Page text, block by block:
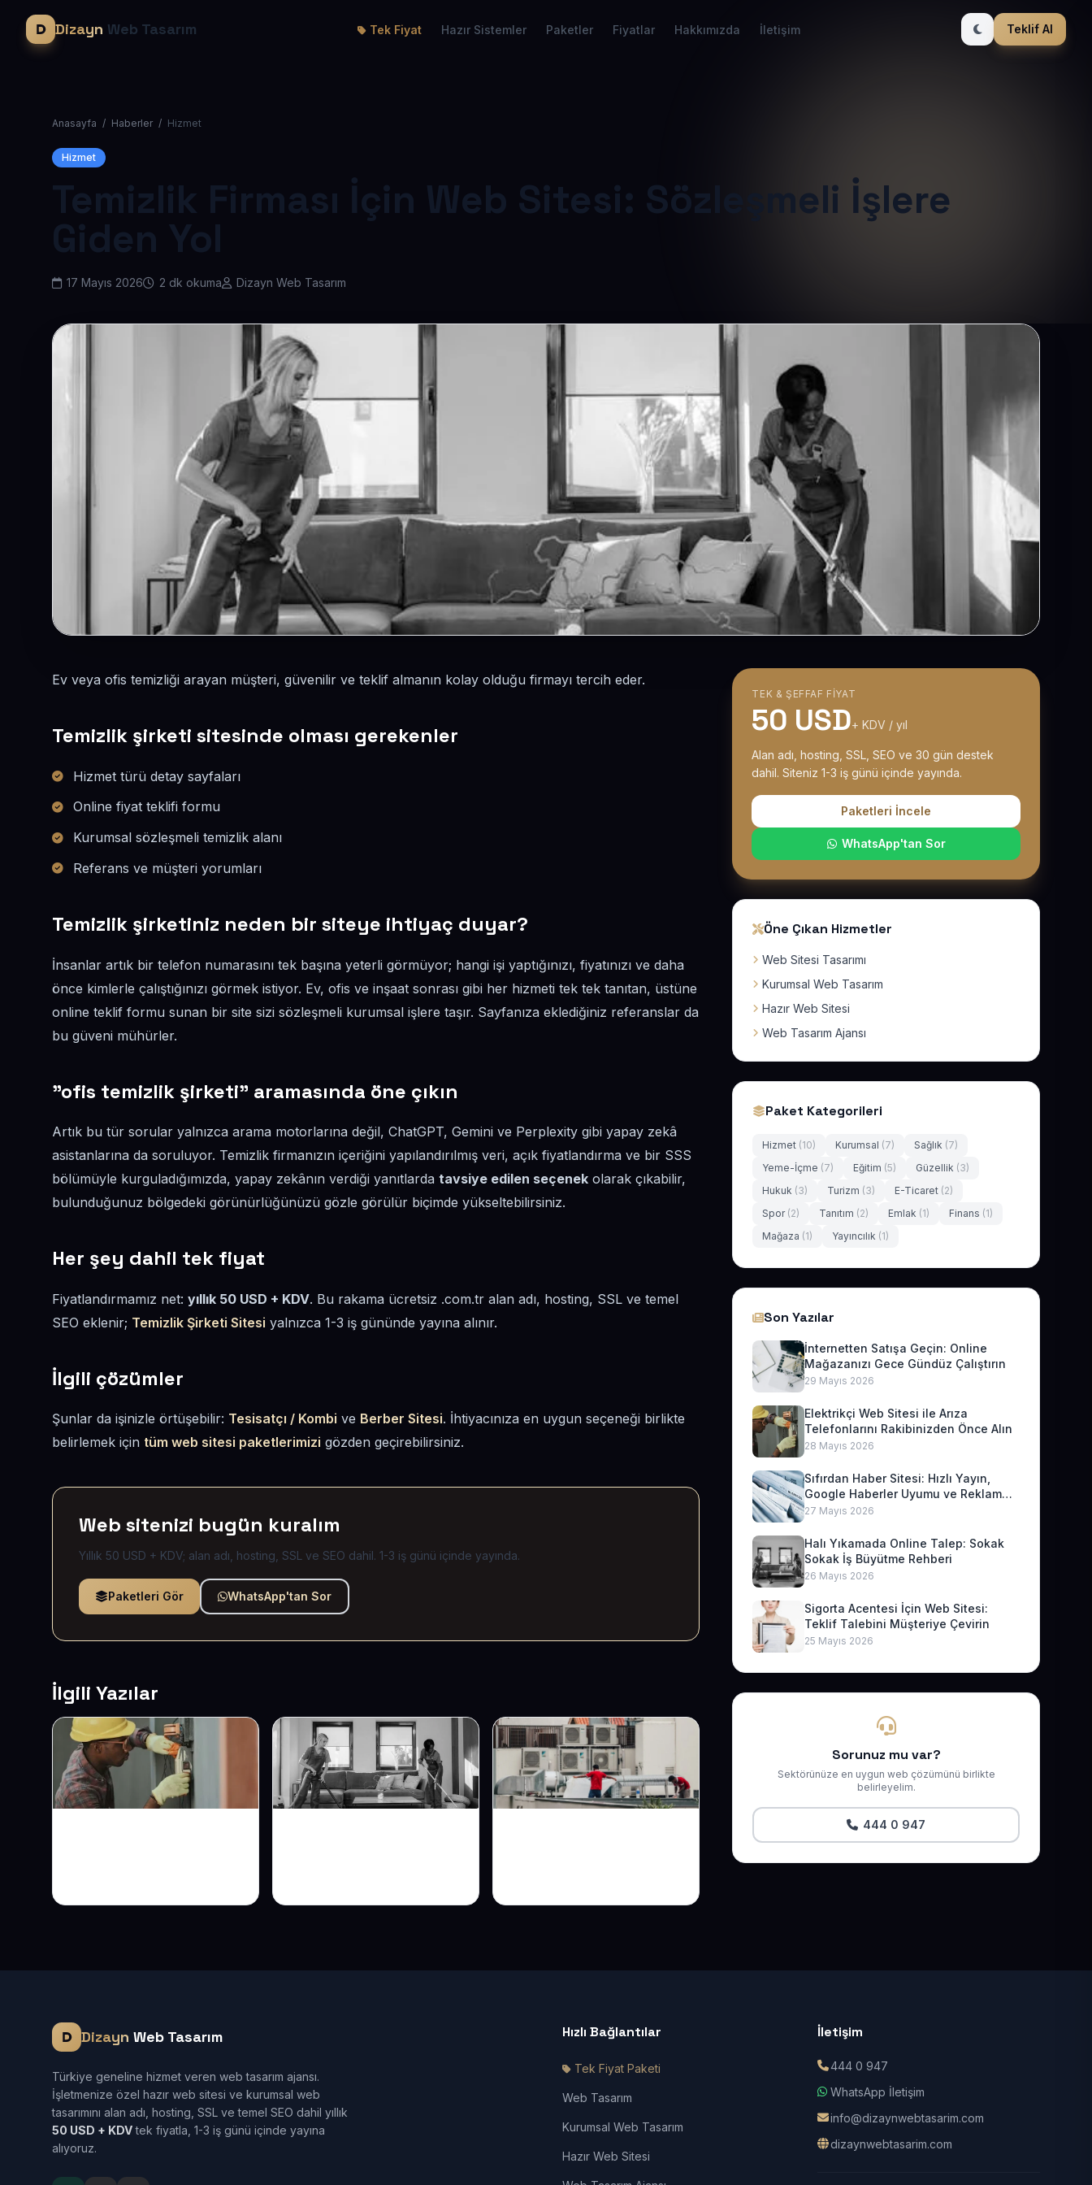
Dizayn Web Tasarım Tek Fiyat Hazır Sistemler Paketler Fiyatlar Hakkımızda İletişim Teklif Al
Anasayfa / Haberler / Hizmet
Hizmet
Temizlik Firması İçin Web Sitesi: Sözleşmeli İşlere
Giden Yol
17 Mayıs 2026 2 dk okuma Dizayn Web Tasarım
Ev veya ofis temizliği arayan müşteri, güvenilir ve teklif almanın kolay olduğu firmayı tercih eder.
Temizlik şirketi sitesinde olması gerekenler
Hizmet türü detay sayfaları
Online fiyat teklifi formu
Kurumsal sözleşmeli temizlik alanı
Referans ve müşteri yorumları
Temizlik şirketiniz neden bir siteye ihtiyaç duyar?
İnsanlar artık bir telefon numarasını tek başına yeterli görmüyor; hangi işi yaptığınızı, fiyatınızı ve daha
önce kimlerle çalıştığınızı görmek istiyor. Ev, ofis ve inşaat sonrası gibi her hizmeti tek tek tanıtan, üstüne
online teklif formu sunan bir site sizi sözleşmeli kurumsal işlere taşır. Sayfanıza eklediğiniz referanslar da
bu güveni mühürler.
"ofis temizlik şirketi" aramasında öne çıkın
Artık bu tür sorular yalnızca arama motorlarına değil, ChatGPT, Gemini ve Perplexity gibi yapay zekâ
asistanlarına da soruluyor. Temizlik firmanızın içeriğini yapılandırılmış veri, açık fiyatlandırma ve bir SSS
bölümüyle kurguladığımızda, yapay zekânın verdiği yanıtlarda tavsiye edilen seçenek olarak çıkabilir,
bulunduğunuz bölgedeki görünürlüğünüzü gözle görülür biçimde yükseltebilirsiniz.
Her şey dahil tek fiyat
Fiyatlandırmamız net: yıllık 50 USD + KDV. Bu rakama ücretsiz .com.tr alan adı, hosting, SSL ve temel
SEO eklenir; Temizlik Şirketi Sitesi yalnızca 1-3 iş gününde yayına alınır.
İlgili çözümler
Şunlar da işinizle örtüşebilir: Tesisatçı / Kombi ve Berber Sitesi. İhtiyacınıza en uygun seçeneği birlikte
belirlemek için tüm web sitesi paketlerimizi gözden geçirebilirsiniz.
Web sitenizi bugün kuralım
Yıllık 50 USD + KDV; alan adı, hosting, SSL ve SEO dahil. 1-3 iş günü içinde yayında.
Paketleri Gör WhatsApp'tan Sor
İlgili Yazılar
TEK & ŞEFFAF FIYAT
50 USD+ KDV / yıl
Alan adı, hosting, SSL, SEO ve 30 gün destek
dahil. Siteniz 1-3 iş günü içinde yayında.
Paketleri İncele
WhatsApp'tan Sor
Öne Çıkan Hizmetler
Web Sitesi Tasarımı
Kurumsal Web Tasarım
Hazır Web Sitesi
Web Tasarım Ajansı
Paket Kategorileri
Hizmet (10) Kurumsal (7) Sağlık (7)
Yeme-İçme (7) Eğitim (5) Güzellik (3)
Hukuk (3) Turizm (3) E-Ticaret (2)
Spor (2) Tanıtım (2) Emlak (1) Finans (1)
Mağaza (1) Yayıncılık (1)
Son Yazılar
İnternetten Satışa Geçin: Online
Mağazanızı Gece Gündüz Çalıştırın
29 Mayıs 2026
Elektrikçi Web Sitesi ile Arıza
Telefonlarını Rakibinizden Önce Alın
28 Mayıs 2026
Sıfırdan Haber Sitesi: Hızlı Yayın,
Google Haberler Uyumu ve Reklam
Geliri
27 Mayıs 2026
Halı Yıkamada Online Talep: Sokak
Sokak İş Büyütme Rehberi
26 Mayıs 2026
Sigorta Acentesi İçin Web Sitesi:
Teklif Talebini Müşteriye Çevirin
25 Mayıs 2026
Sorunuz mu var?
Sektörünüze en uygun web çözümünü birlikte
belirleyelim.
444 0 947
Dizayn Web Tasarım
Türkiye geneline hizmet veren web tasarım ajansı.
İşletmenize özel hazır web sitesi ve kurumsal web
tasarımını alan adı, hosting, SSL ve temel SEO dahil yıllık
50 USD + KDVtek fiyatla, 1-3 iş günü içinde yayına
alıyoruz.
Hızlı Bağlantılar
Tek Fiyat Paketi
Web Tasarım
Kurumsal Web Tasarım
Hazır Web Sitesi
İletişim
444 0 947
WhatsApp İletişim
info@dizaynwebtasarim.com
dizaynwebtasarim.com